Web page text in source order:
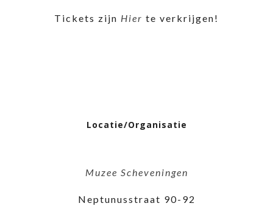
Tickets zijn Hier te verkrijgen!
Locatie/Organisatie
Muzee Scheveningen
Neptunusstraat 90-92